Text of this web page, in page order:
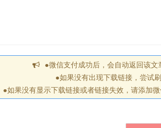
●微信支付成功后，会自动返回该文
●如果没有出现下载链接，尝试
●如果没有显示下载链接或者链接失效，请添加